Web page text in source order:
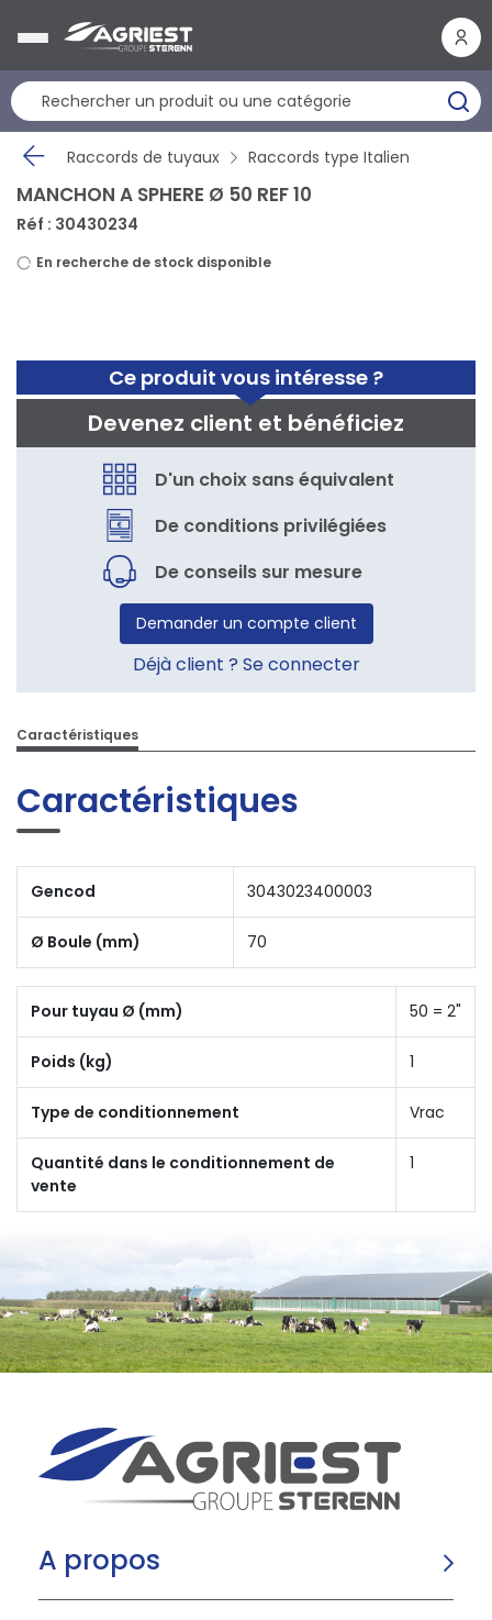
Raccords de tuyaux Raccords type Italien
Ce produit vous intéresse ?
Devenez client et bénéficiez
D'un choix sans équivalent
De conditions privilégiées
De conseils sur mesure
Demander un compte client
Déjà client ? Se connecter
MANCHON A SPHERE Ø 50 REF 10
Réf : 30430234
En recherche de stock disponible
Caractéristiques
Caractéristiques
Gencod 3043023400003
Ø Boule (mm) 70
Pour tuyau Ø (mm) 50 = 2"
Poids (kg) 1
Type de conditionnement Vrac
Quantité dans le conditionnement de
vente
1
A propos